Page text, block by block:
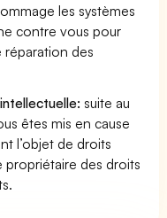
les systèmes
contre vous pour
réparation des
suite au
êtes mis en cause
l’objet de droits
propriétaire des droits